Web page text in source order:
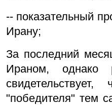
-- показательный
Ирану;
За последний
Ираном, однако
"победителя" тем